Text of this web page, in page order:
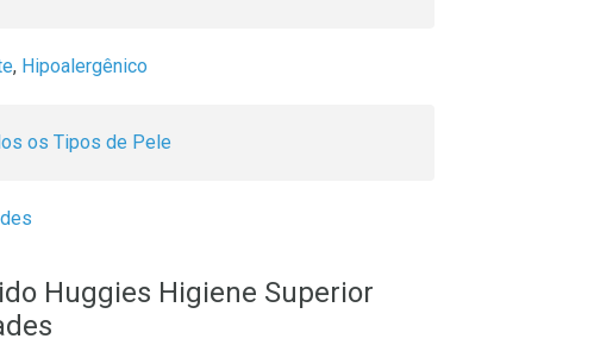
, Hipoalergênico
os Tipos de Pele
Huggies Higiene Superior